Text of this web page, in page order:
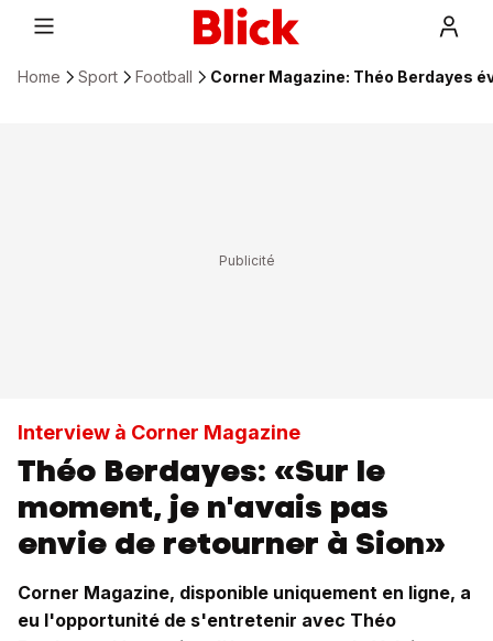
Home Sport Football Corner Magazine: Théo Berdayes
Interview à Corner Magazine
Théo Berdayes: «Sur le
moment, je n'avais pas
envie de retourner à Sion»
Corner Magazine, disponible uniquement en ligne, a
eu l'opportunité de s'entretenir avec Théo